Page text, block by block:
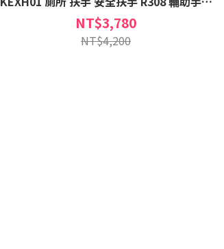
免治馬桶適用
NT$3,780
NT$4,200